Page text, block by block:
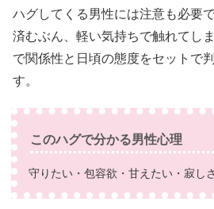
ハグしてくる男性には注意も必要
済むぶん、軽い気持ちで触れてし
で関係性と日頃の態度をセットで
す。
このハグで分かる男性心理
守りたい・包容欲・甘えたい・寂し